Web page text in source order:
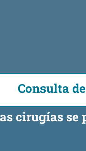
Consulta
cirugías se